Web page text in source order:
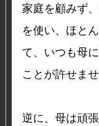
家庭を顧みず
を使い、ほと
て、いつも母
ことが許せませ
逆に、母は頑